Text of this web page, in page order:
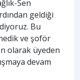
Sen
geldiği
Bu
ve şoför
olarak üyeden
devam